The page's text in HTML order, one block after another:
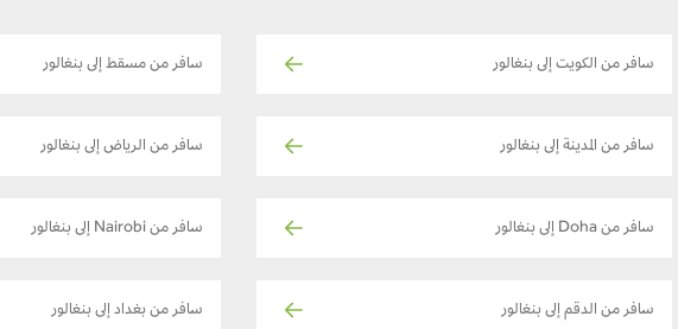
سافر من الكويت إلى بنغالور سافر من مسقط إلى بنغالور
سافر من المدينة إلى بنغالور سافر من الرياض إلى بنغالور
سافر من Doha إلى بنغالور سافر من Nairobi إلى بنغالور
سافر من الدقم إلى بنغالور سافر من بغداد إلى بنغالور